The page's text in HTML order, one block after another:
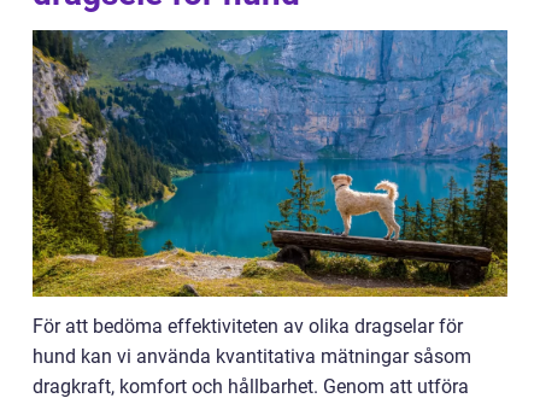
För att bedöma effektiviteten av olika dragselar för
hund kan vi använda kvantitativa mätningar såsom
dragkraft, komfort och hållbarhet. Genom att utföra